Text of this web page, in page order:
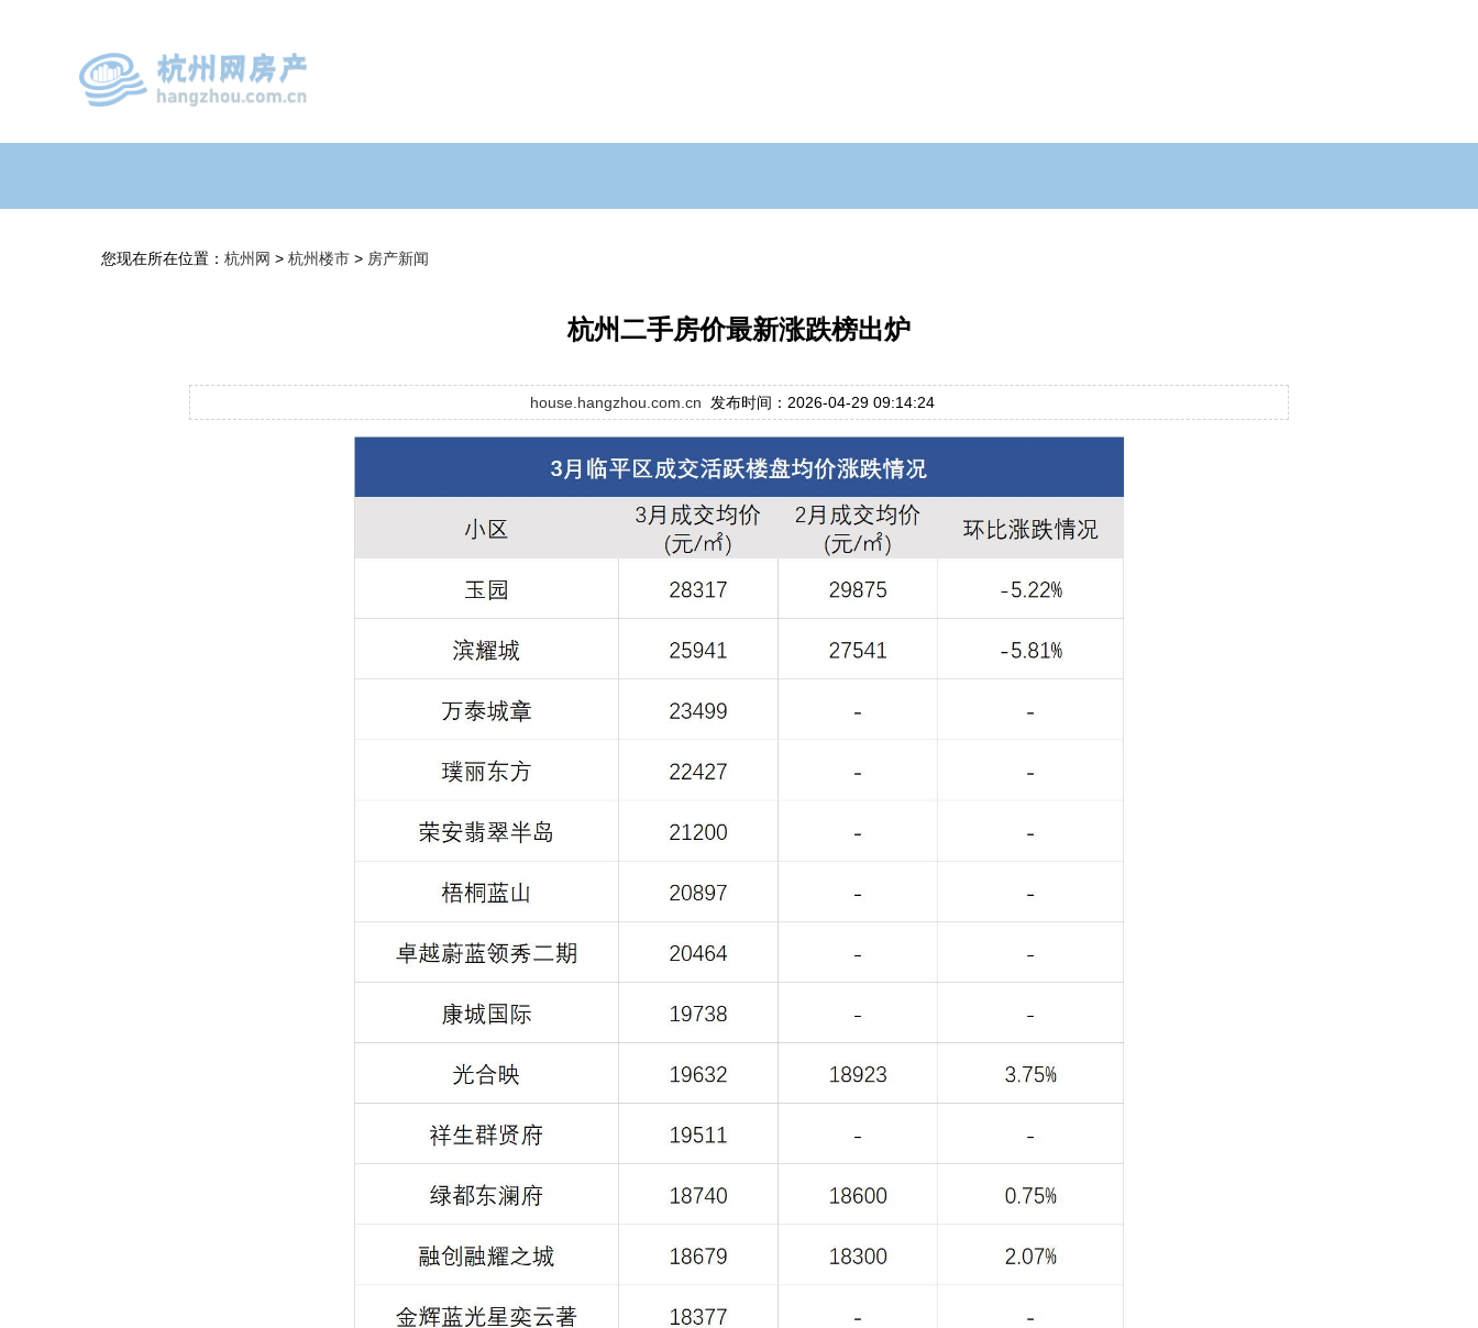
您现在所在位置： 杭州网 > 杭州楼市 > 房产新闻
杭州二手房价最新涨跌榜出炉
house.hangzhou.com.cn 发布时间：2026-04-29 09:14:24